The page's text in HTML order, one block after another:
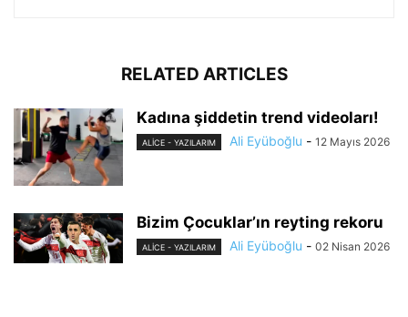
RELATED ARTICLES
Kadına şiddetin trend videoları!
ALİCE - YAZILARIM Ali Eyüboğlu - 12 Mayıs 2026
Bizim Çocuklar’ın reyting rekoru
ALİCE - YAZILARIM Ali Eyüboğlu - 02 Nisan 2026